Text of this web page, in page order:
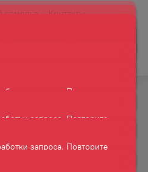
сомелье Контакты
запроса. Повторите
запроса. Повторите
запроса. Повторите
минуту.
запроса. Повторите